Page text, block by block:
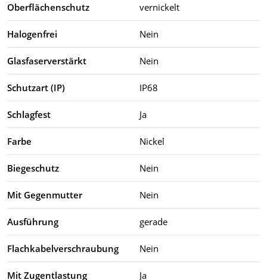
Oberflächenschutz vernickelt
Halogenfrei Nein
Glasfaserverstärkt Nein
Schutzart (IP) IP68
Schlagfest Ja
Farbe Nickel
Biegeschutz Nein
Mit Gegenmutter Nein
Ausführung gerade
Flachkabelverschraubung Nein
Mit Zugentlastung Ja